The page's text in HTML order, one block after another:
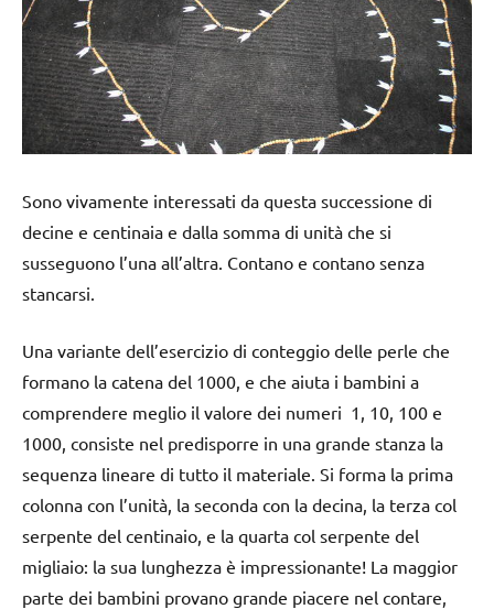
Sono vivamente interessati da questa successione di
decine e centinaia e dalla somma di unità che si
susseguono l’una all’altra. Contano e contano senza
stancarsi.
Una variante dell’esercizio di conteggio delle perle che
formano la catena del 1000, e che aiuta i bambini a
comprendere meglio il valore dei numeri 1, 10, 100 e
1000, consiste nel predisporre in una grande stanza la
sequenza lineare di tutto il materiale. Si forma la prima
colonna con l’unità, la seconda con la decina, la terza col
serpente del centinaio, e la quarta col serpente del
migliaio: la sua lunghezza è impressionante! La maggior
parte dei bambini provano grande piacere nel contare,